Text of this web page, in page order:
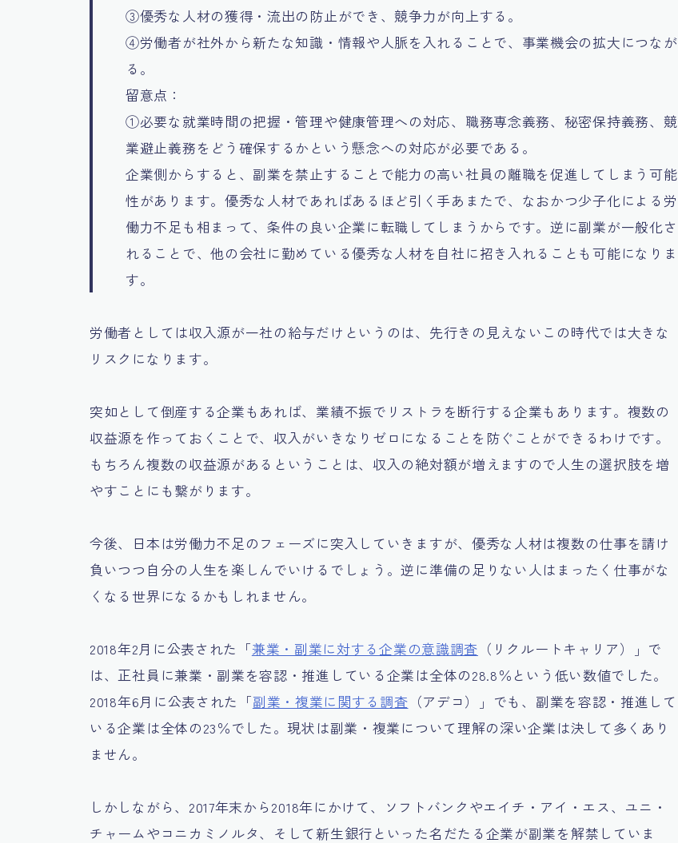
③優秀な人材の獲得・流出の防止ができ、競争力が向上する。
④労働者が社外から新たな知識・情報や人脈を入れることで、事業機会の拡大につなが
る。
留意点：
①必要な就業時間の把握・管理や健康管理への対応、職務専念義務、秘密保持義務、競
業避止義務をどう確保するかという懸念への対応が必要である。
企業側からすると、副業を禁止することで能力の高い社員の離職を促進してしまう可能
性があります。優秀な人材であればあるほど引く手あまたで、なおかつ少子化による労
働力不足も相まって、条件の良い企業に転職してしまうからです。逆に副業が一般化さ
れることで、他の会社に勤めている優秀な人材を自社に招き入れることも可能になりま
す。
労働者としては収入源が一社の給与だけというのは、先行きの見えないこの時代では大きな
リスクになります。
突如として倒産する企業もあれば、業績不振でリストラを断行する企業もあります。複数の
収益源を作っておくことで、収入がいきなりゼロになることを防ぐことができるわけです。
もちろん複数の収益源があるということは、収入の絶対額が増えますので人生の選択肢を増
やすことにも繋がります。
今後、日本は労働力不足のフェーズに突入していきますが、優秀な人材は複数の仕事を請け
負いつつ自分の人生を楽しんでいけるでしょう。逆に準備の足りない人はまったく仕事がな
くなる世界になるかもしれません。
2018年2月に公表された「兼業・副業に対する企業の意識調査 （リクルートキャリア）」で
は、正社員に兼業・副業を容認・推進している企業は全体の28.8％という低い数値でした。
2018年6月に公表された「副業・複業に関する調査 （アデコ）」でも、副業を容認・推進して
いる企業は全体の23％でした。現状は副業・複業について理解の深い企業は決して多くあり
ません。
しかしながら、2017年末から2018年にかけて、ソフトバンクやエイチ・アイ・エス、ユニ・
チャームやコニカミノルタ、そして新生銀行といった名だたる企業が副業を解禁していま